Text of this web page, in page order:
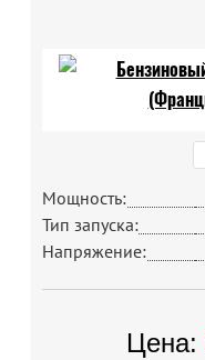
Мощность:
Тип запуска:
Напряжение:
Цена: